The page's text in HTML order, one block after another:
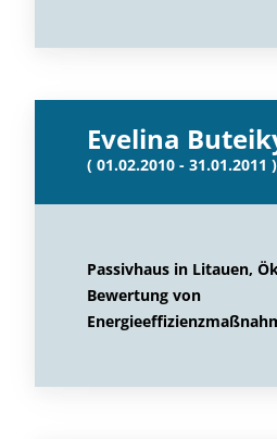
Evelina
( 01.02.2010 - 31.01.2011 )
Passivhaus in Litauen,
Bewertung von